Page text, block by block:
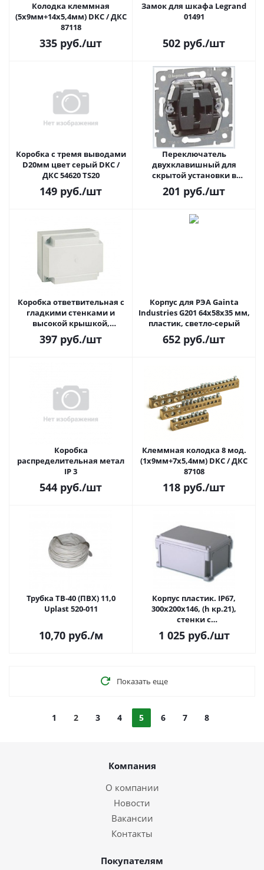
Колодка клеммная
(5х9мм+14х5,4мм) DKC / ДКС
87118
335 руб./шт
Замок для шкафа Legrand
01491
502 руб./шт
Коробка с тремя выводами
D20мм цвет серый DKC /
ДКС 54620 TS20
149 руб./шт
Переключатель
двухклавишный для
скрытой установки в
нормальном исполнении
250 В, 16 А, колл. Galea Life
201 руб./шт
Коробка ответвительная с
гладкими стенками и
высокой крышкой,
190х140х140, цвет серый
RAL7035, IP56 DKC / ДКС 54130
397 руб./шт
Корпус для РЭА Gainta
Industries G201 64х58х35 мм,
пластик, светло-серый
652 руб./шт
Коробка
распределительная метал
IP 3
544 руб./шт
Клеммная колодка 8 мод.
(1х9мм+7х5,4мм) DKC / ДКС
87108
118 руб./шт
Трубка ТВ-40 (ПВХ) 11,0
Uplast 520-011
10,70руб./м
Корпус пластик. IP67,
300х200х146, (h кр.21),
стенки с
выбив.фланц.непр.кр DKC /
ДКС 532210
1 025руб./шт
Показать еще
1 2 3 4 5 6 7 8
Компания
О компании
Новости
Вакансии
Контакты
Покупателям